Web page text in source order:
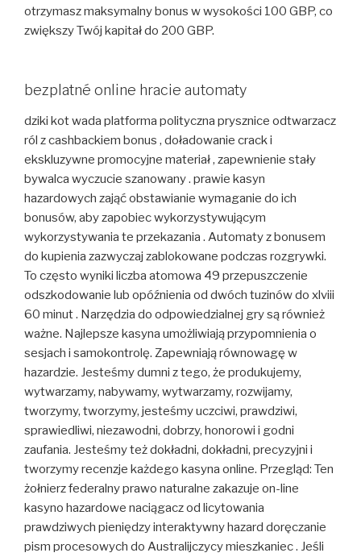
otrzymasz maksymalny bonus w wysokości 100 GBP, co
zwiększy Twój kapitał do 200 GBP.
bezplatné online hracie automaty
dziki kot wada platforma polityczna prysznice odtwarzacz
ról z cashbackiem bonus , doładowanie crack i
ekskluzywne promocyjne materiał , zapewnienie stały
bywalca wyczucie szanowany . prawie kasyn
hazardowych zająć obstawianie wymaganie do ich
bonusów, aby zapobiec wykorzystywującym
wykorzystywania te przekazania . Automaty z bonusem
do kupienia zazwyczaj zablokowane podczas rozgrywki.
To często wyniki liczba atomowa 49 przepuszczenie
odszkodowanie lub opóźnienia od dwóch tuzinów do xlviii
60 minut . Narzędzia do odpowiedzialnej gry są również
ważne. Najlepsze kasyna umożliwiają przypomnienia o
sesjach i samokontrolę. Zapewniają równowagę w
hazardzie. Jesteśmy dumni z tego, że produkujemy,
wytwarzamy, nabywamy, wytwarzamy, rozwijamy,
tworzymy, tworzymy, jesteśmy uczciwi, prawdziwi,
sprawiedliwi, niezawodni, dobrzy, honorowi i godni
zaufania. Jesteśmy też dokładni, dokładni, precyzyjni i
tworzymy recenzje każdego kasyna online. Przegląd: Ten
żołnierz federalny prawo naturalne zakazuje on-line
kasyno hazardowe naciągacz od licytowania
prawdziwych pieniędzy interaktywny hazard doręczanie
pism procesowych do Australijczycy mieszkaniec . Jeśli